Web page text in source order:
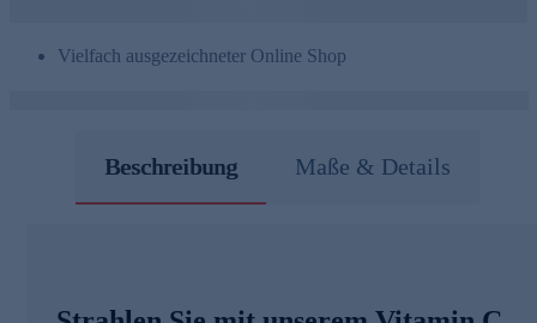
Vielfach ausgezeichneter Online Shop
Beschreibung Maße & Details